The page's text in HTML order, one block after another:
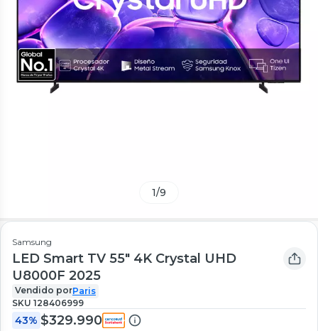
1/9
Samsung
LED Smart TV 55" 4K Crystal UHD
U8000F 2025
Vendido porParis
SKU 128406999
43% $329.990